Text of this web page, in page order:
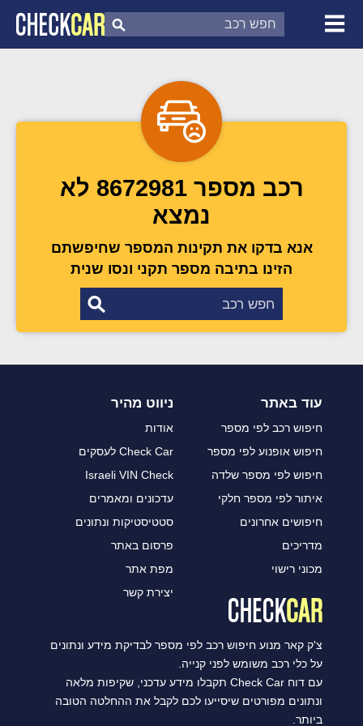
צ'ק קאר
דוח בדיקת רכב
רכב מספר 8672981 לא
נמצא
אנא בדקו את תקינות המספר שחיפשתם
הזינו בתיבה מספר תקני ונסו שנית
עוד באתר
חיפוש רכב לפי מספר
חיפוש אופנוע לפי מספר
חיפוש לפי מספר שלדה
איתור לפי מספר חלקי
חיפושים אחרונים
מדריכים
מכוני רישוי
ניווט מהיר
אודות
Check Car לעסקים
Israeli VIN Check
עדכונים ומאמרים
סטטיסטיקות ונתונים
פרסום באתר
מפת אתר
יצירת קשר
צ'ק קאר מנוע חיפוש רכב לפי מספר לבדיקת מידע ונתונים
על כלי רכב משומש לפני קנייה.
עם דוח Check Car תקבלו מידע עדכני, שקיפות מלאה
ונתונים מפורטים שיסייעו לכם לקבל את ההחלטה הטובה
ביותר.